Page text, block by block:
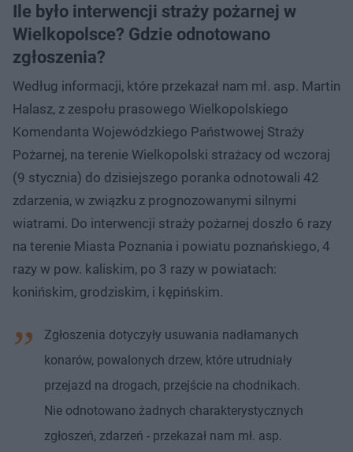
Ile było interwencji straży pożarnej w
Wielkopolsce? Gdzie odnotowano
zgłoszenia?
Według informacji, które przekazał nam mł. asp. Martin
Halasz, z zespołu prasowego Wielkopolskiego
Komendanta Wojewódzkiego Państwowej Straży
Pożarnej, na terenie Wielkopolski strażacy od wczoraj
(9 stycznia) do dzisiejszego poranka odnotowali 42
zdarzenia, w związku z prognozowanymi silnymi
wiatrami. Do interwencji straży pożarnej doszło 6 razy
na terenie Miasta Poznania i powiatu poznańskiego, 4
razy w pow. kaliskim, po 3 razy w powiatach:
konińskim, grodziskim, i kępińskim.
Zgłoszenia dotyczyły usuwania nadłamanych
konarów, powalonych drzew, które utrudniały
przejazd na drogach, przejście na chodnikach.
Nie odnotowano żadnych charakterystycznych
zgłoszeń, zdarzeń - przekazał nam mł. asp.